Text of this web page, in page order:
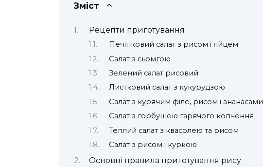
Зміст
Рецепти приготування
Печінковий салат з рисом і яйцем
Салат з сьомгою
Зелений салат рисовий
Листковий салат з кукурудзою
Салат з курячим філе, рисом і ананасами
Салат з горбушею гарячого копчення
Теплий салат з квасолею та рисом
Салат з рисом і куркою
Основні правила приготування рису